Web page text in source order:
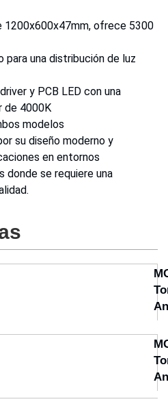
1200x600x47mm, ofrece 5300
para una distribución de luz
y PCB LED con una
de 4000K
modelos
su diseño moderno y
en entornos
donde se requiere una